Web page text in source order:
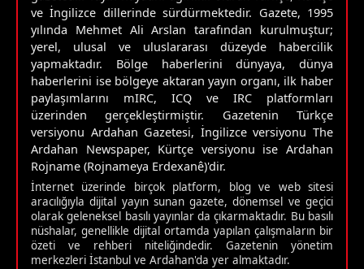
ve İngilizce dillerinde sürdürmektedir. Gazete, 1995
yılında Mehmet Ali Arslan tarafından kurulmuştur;
yerel, ulusal ve uluslararası düzeyde habercilik
yapmaktadır. Bölge haberlerini dünyaya, dünya
haberlerini ise bölgeye aktaran yayın organı, ilk haber
paylaşımlarını mIRC, ICQ ve IRC platformları
üzerinden gerçekleştirmiştir. Gazetenin Türkçe
versiyonu Ardahan Gazetesi, İngilizce versiyonu The
Ardahan Newspaper, Kürtçe versiyonu ise Ardahan
Rojname (Rojnameya Erdexanê)'dir.
İnternet üzerinde birçok platform, blog ve web sitesi
aracılığıyla dijital yayın sunan gazete, dönemsel ve geçici
olarak geleneksel basılı yayınlar da çıkarmaktadır. Bu basılı
nüshalar, genellikle dijital ortamda yapılan çalışmaların bir
özeti ve rehberi niteliğindedir. Gazetenin yönetim
merkezleri İstanbul ve Ardahan'da yer almaktadır.